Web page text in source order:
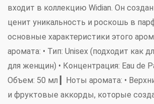
входит в коллекцию Widian. Он создан
ценит уникальность и роскошь в
основные характеристики этого
аромата: • Тип: Unisex (подходит как
для женщин) • Концентрация: Eau de
Объем: 50 мл ▎ Ноты аромата: •
и фруктовые аккорды, которые